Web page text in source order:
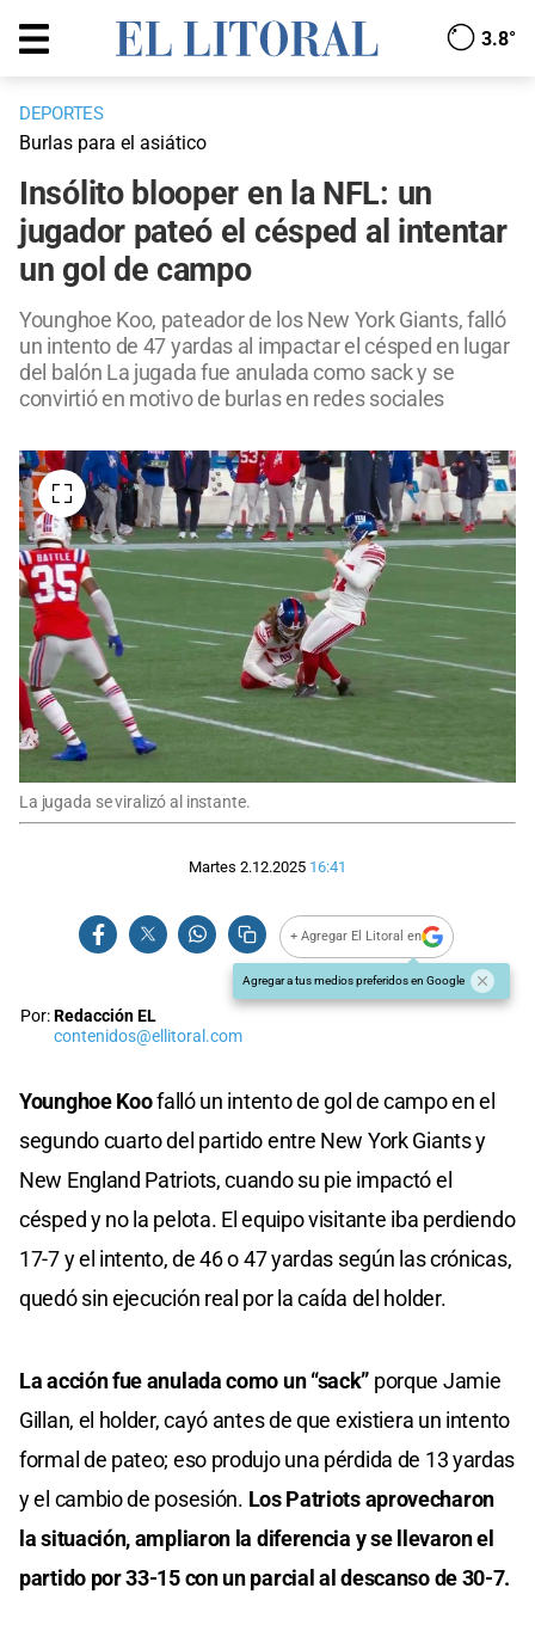
3.8°
DEPORTES
Burlas para el asiático
Insólito blooper en la NFL: un
jugador pateó el césped al intentar
un gol de campo
Younghoe Koo, pateador de los New York Giants, falló
un intento de 47 yardas al impactar el césped en lugar
del balón La jugada fue anulada como sack y se
convirtió en motivo de burlas en redes sociales
La jugada se viralizó al instante.
Martes 2.12.2025 16:41
+ Agregar El Litoral en
Agregar a tus medios preferidos en Google
Por:Redacción EL
contenidos@ellitoral.com
Younghoe Koofalló un intento de gol de campo en el
segundo cuarto del partido entre New York Giants y
New England Patriots, cuando su pie impactó el
césped y no la pelota. El equipo visitante iba perdiendo
17-7 y el intento, de 46 o 47 yardas según las crónicas,
quedó sin ejecución real por la caída del holder.
La acción fue anulada como un “sack” porque Jamie
Gillan, el holder, cayó antes de que existiera un intento
formal de pateo; eso produjo una pérdida de 13 yardas
y el cambio de posesión. Los Patriots aprovecharon
la situación, ampliaron la diferencia y se llevaron el
partido por 33-15 con un parcial al descanso de 30-7.